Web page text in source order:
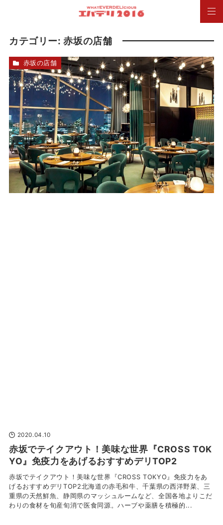
カテゴリー:赤坂の店舗
2020.04.10
赤坂でテイクアウト！美味な世界『CROSS TOK
YO』免疫力をあげるおすすめデリTOP2
赤坂でテイクアウト！美味な世界『CROSS TOKYO』免疫力をあ
げるおすすめデリTOP2北海道の赤毛和牛、千葉県の西洋野菜、三
重県の天然鮮魚、静岡県のマッシュルームなど、全国各地よりこだ
わりの食材を旬産旬消で医食同源。ハーブや薬膳を積極的...
赤坂の店舗